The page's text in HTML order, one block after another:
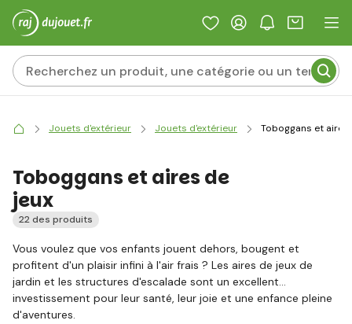
Jouets d'extérieur Jouets d'extérieur Toboggans et aires
Toboggans et aires de
jeux
22 des produits
Vous voulez que vos enfants jouent dehors, bougent et
profitent d'un plaisir infini à l'air frais ? Les aires de jeux de
jardin et les structures d'escalade sont un excellent
investissement pour leur santé, leur joie et une enfance pleine
d'aventures.